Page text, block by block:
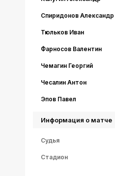
Спиридонов Александр
Тюльков Иван
Фарносов Валентин
Чемагин Георгий
Чесалин Антон
Эпов Павел
Информация о матче
Судья
Стадион